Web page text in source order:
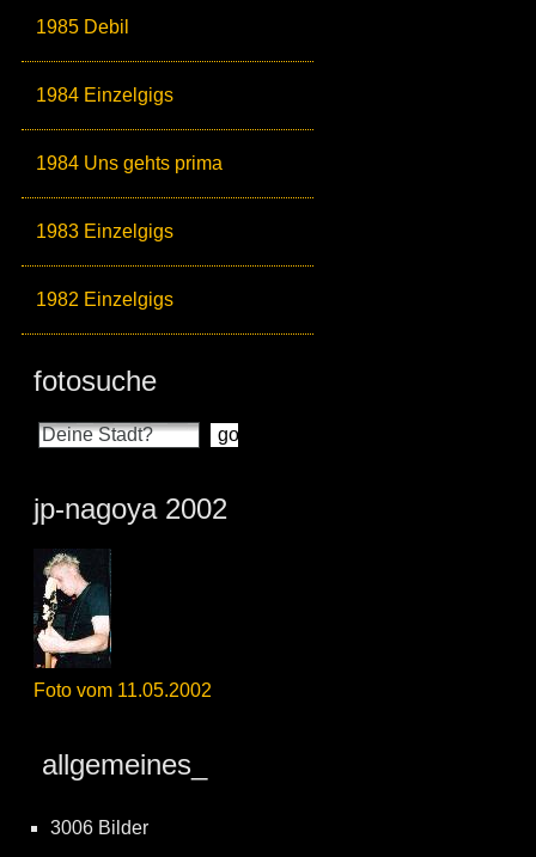
1985 Debil
1984 Einzelgigs
1984 Uns gehts prima
1983 Einzelgigs
1982 Einzelgigs
fotosuche
jp-nagoya 2002
Foto vom 11.05.2002
allgemeines_
3006 Bilder